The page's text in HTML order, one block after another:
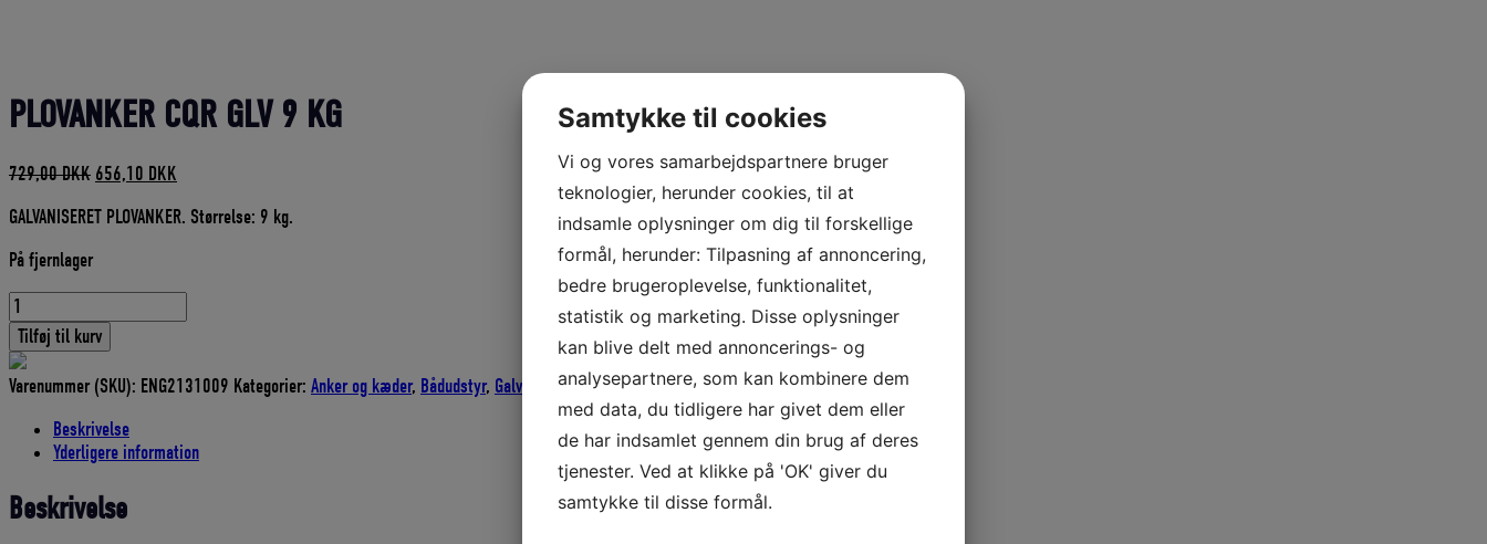
PLOVANKER CQR GLV 9 KG
729,00DKK Den
pris
656,10 DKK
pris
GALVANISERET PLOVANKER. Størrelse: 9 kg.
På fjernlager
PLOVANKER
CQR
GLV
9
KG
Tilføj til kurv
Varenummer (SKU): ENG2131009 Kategorier: Anker og kæder, Bådudstyr, Galvaniseret Plovankre
Beskrivelse
Yderligere information
Beskrivelse
Samtykke til cookies
Vi og vores samarbejdspartnere bruger
teknologier, herunder cookies, til at
indsamle oplysninger om dig til forskellige
formål, herunder: Tilpasning af annoncering,
bedre brugeroplevelse, funktionalitet,
statistik og marketing. Disse oplysninger
kan blive delt med annoncerings- og
analysepartnere, som kan kombinere dem
med data, du tidligere har givet dem eller
de har indsamlet gennem din brug af deres
tjenester. Ved at klikke på 'OK' giver du
samtykke til disse formål.